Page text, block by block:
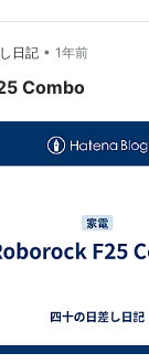
日記 • 1年前
Combo